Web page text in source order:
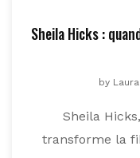
Sheila Hicks :
byLaura
Sheila
transforme la